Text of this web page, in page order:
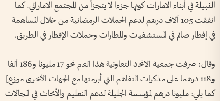
النبيلة في أبناء الامارات كونها جزءا لا يتجزأ من المجتمع الاماراتي، كما
انفقت 105 آلاف درهم لدعم الحملات الرمضانية من خلال المساهمة
في إفطار صائم في المستشفيات والمطارات وحملات الإفطار في الطريق.
وقال: صرفت جمعية الاتحاد التعاونية هذا العام نحو 17 مليونا و186 ألفا
و118 درهما على مذكرات التفاهم التي أبرمتها مع الجهات الأخرى موزع]
كما يلي: مليونا درهم لمؤسسة الجليلة لدعم التعليم والأبحاث في المجالات